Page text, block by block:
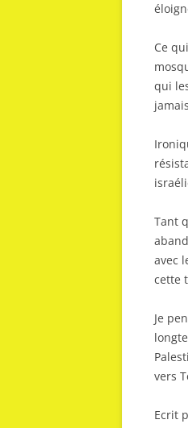
Ce
qui
Tant
avec
cette
Je
vers
Ecrit